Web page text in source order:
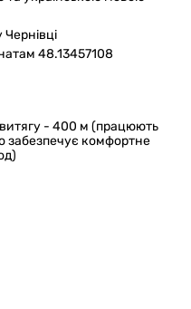
48.13457108
- 400 м (працюють
забезпечує комфортне